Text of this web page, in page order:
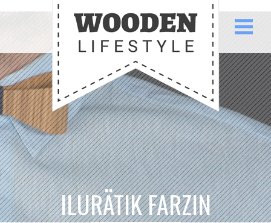
ILURÄTIK FARZIN